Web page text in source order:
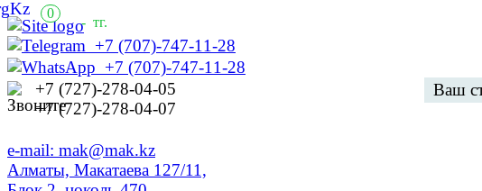
+7 (707)-747-11-28
+7 (707)-747-11-28
+7 (727)-278-04-05
+7 (727)-278-04-07
e-mail: mak@mak.kz
Алматы, Макатаева 127/11,
Ваш
0
- тг.